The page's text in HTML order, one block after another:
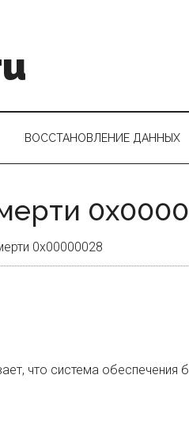
ВОССТАНОВЛЕНИЕ ДАННЫХ
0x00000028
что система обеспечения